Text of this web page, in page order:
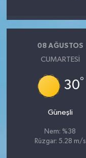
08 AĞUSTOS
CUMARTESI
30°
Güneşli
Nem: %38
Rüzgar: 5.28 m/s